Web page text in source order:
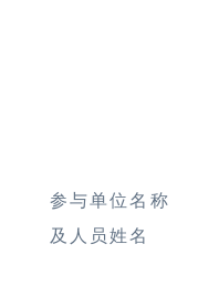
参与单位名称
及人员姓名